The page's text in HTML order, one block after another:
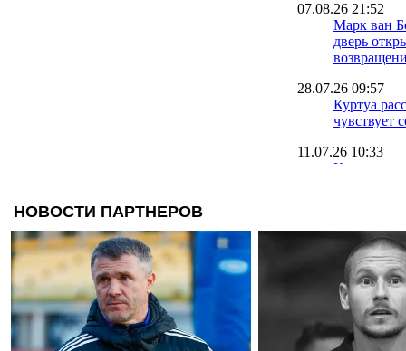
07.08.26 21:52
Марк ван
дверь
28.07.26 09:57
Куртуа
чувствует
11.07.26 10:33
Куртуа
Тибо
был мой
27.06.26 11:31
Куртуа:
стоит всё